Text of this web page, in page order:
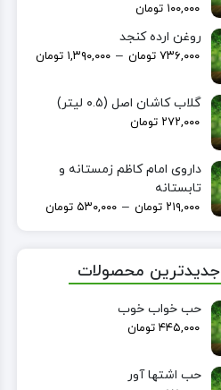
۱۰۰,۰۰۰ تومان
روغن ارده کنجد
۷۳۶,۰۰۰ تومان – ۱,۳۹۰,۰۰۰ تومان
گلاب کاشان اصل (۰.۵ لیتر)
۲۷۲,۰۰۰ تومان
داروی امام کاظم زمستانه و
تابستانه
۲۱۹,۰۰۰ تومان – ۵۳۰,۰۰۰ تومان
جدیدترین محصولات
حب خواب خوب
۴۴۵,۰۰۰ تومان
حب اشتها آور